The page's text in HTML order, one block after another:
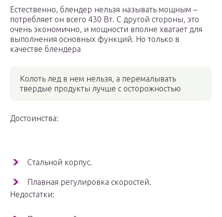
Естественно, блендер нельзя называть мощным –
потребляет он всего 430 Вт. С другой стороны, это
очень экономично, и мощности вполне хватает для
выполнения основных функций. Но только в
качестве блендера
Колоть лед в нем нельзя, а перемалывать
твердые продукты лучше с осторожностью
Достоинства:
Стальной корпус.
Плавная регулировка скоростей.
Недостатки: